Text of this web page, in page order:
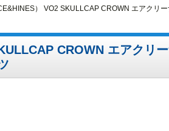
） VO2 SKULLCAP CROWN エアクリ
CROWN エアクリ